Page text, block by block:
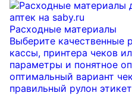
Расходные материалы
Выберите качественные
кассы, принтера чеков
параметры и понятное
оптимальный вариант
правильный рулон